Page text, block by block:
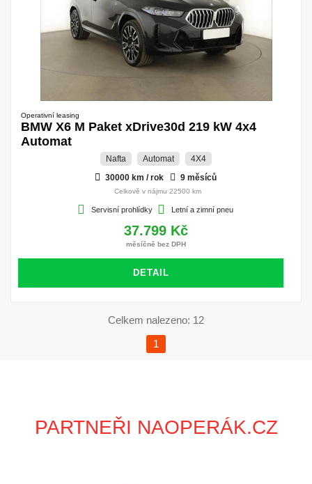
Operativní leasing
BMW X6 M Paket xDrive30d 219 kW 4x4
Automat
Nafta Automat
4X4
30000 km / rok
9 měsíců
Celkově v nájmu 22500 km
Servisní prohlídky Letní a zimní pneu
37.799 Kč
měsíčně bez DPH
DETAIL
Celkem nalezeno: 12
1
PARTNEŘI NAOPERÁK.CZ